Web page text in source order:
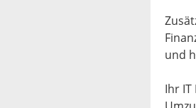
und
Ihr IT